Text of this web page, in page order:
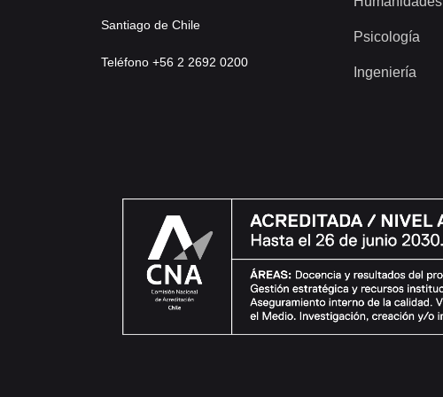
Santiago de Chile
Teléfono +56 2 2692 0200
Psicología
Ingeniería